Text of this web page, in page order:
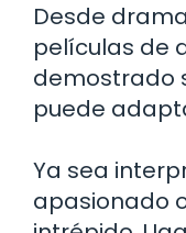
Desde
películas de
demostrado
puede
Ya sea
apasionado